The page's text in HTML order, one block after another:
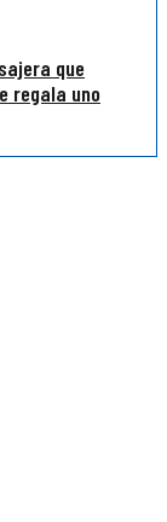
que
regala uno